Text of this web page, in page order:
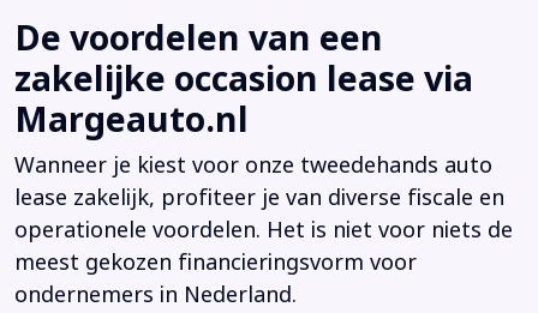
De voordelen van een
zakelijke occasion lease via
Margeauto.nl
Wanneer je kiest voor onze tweedehands auto
lease zakelijk, profiteer je van diverse fiscale en
operationele voordelen. Het is niet voor niets de
meest gekozen financieringsvorm voor
ondernemers in Nederland.